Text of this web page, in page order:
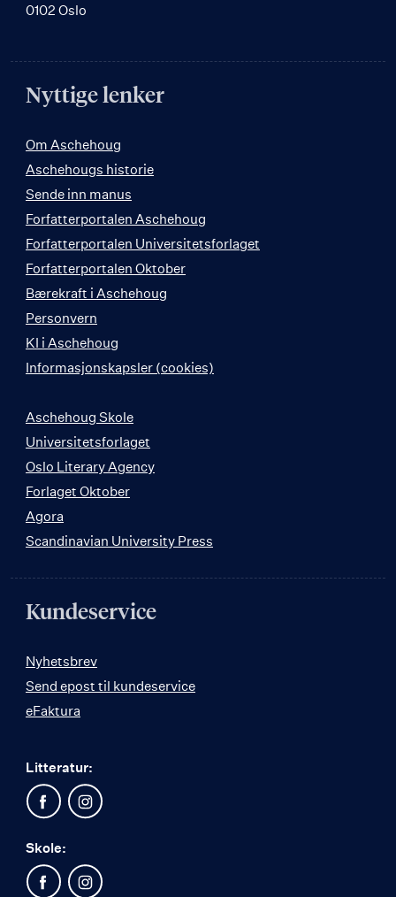
0102 Oslo
Nyttige lenker
Om Aschehoug
Aschehougs historie
Sende inn manus
Forfatterportalen Aschehoug
Forfatterportalen Universitetsforlaget
Forfatterportalen Oktober
Bærekraft i Aschehoug
Personvern
KI i Aschehoug
Informasjonskapsler (cookies)
Aschehoug Skole
Universitetsforlaget
Oslo Literary Agency
Forlaget Oktober
Agora
Scandinavian University Press
Kundeservice
Nyhetsbrev
Send epost til kundeservice
eFaktura
Litteratur:
Skole: